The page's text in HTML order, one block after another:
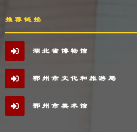
推荐链接
湖北省博物馆
鄂州市文化和旅游局
鄂州市美术馆